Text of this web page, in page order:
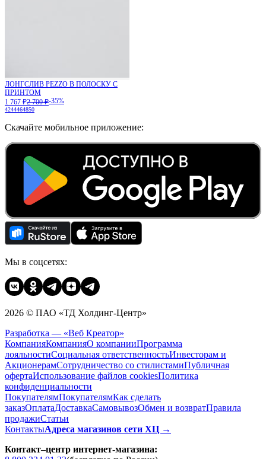
ЛОНГСЛИВ PEZZO В ПОЛОСКУ С
ПРИНТОМ
1 767 ₽2 700 ₽-35%
4244464850
Скачайте мобильное приложение:
Мы в соцсетях:
2026 © ПАО «ТД Холдинг-Центр»
Разработка — «Веб Креатор»
КомпанияКомпанияО компанииПрограмма
лояльностиСоциальная ответственностьИнвесторам и
АкционерамСотрудничество со стилистамиПубличная
офертаИспользование файлов cookiesПолитика
конфиденциальности
ПокупателямПокупателямКак сделать
заказОплатаДоставкаCамовывозОбмен и возвратПравила
продажиСтатьи
КонтактыАдреса магазинов сети ХЦ →
Контакт–центр интернет-магазина: